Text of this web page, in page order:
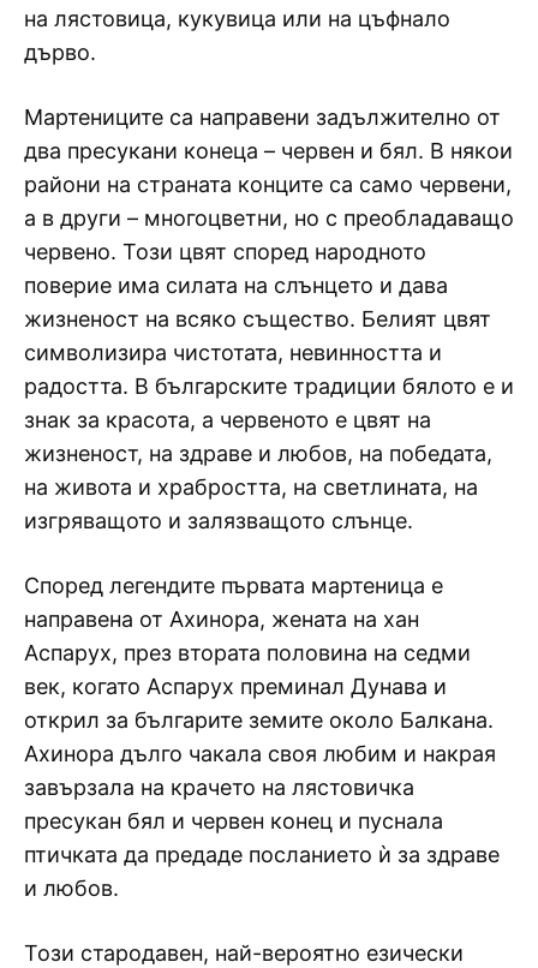
на лястовица, кукувица или на цъфнало
дърво.
Мартениците са направени задължително от
два пресукани конеца – червен и бял. В някои
райони на страната конците са само червени,
а в други – многоцветни, но с преобладаващо
червено. Този цвят според народното
поверие има силата на слънцето и дава
жизненост на всяко същество. Белият цвят
символизира чистотата, невинността и
радостта. В българските традиции бялото е и
знак за красота, а червеното е цвят на
жизненост, на здраве и любов, на победата,
на живота и храбростта, на светлината, на
изгряващото и залязващото слънце.
Според легендите първата мартеница е
направена от Ахинора, жената на хан
Аспарух, през втората половина на седми
век, когато Аспарух преминал Дунава и
открил за българите земите около Балкана.
Ахинора дълго чакала своя любим и накрая
завързала на крачето на лястовичка
пресукан бял и червен конец и пуснала
птичката да предаде посланието ѝ за здраве
и любов.
Този стародавен, най-вероятно езически